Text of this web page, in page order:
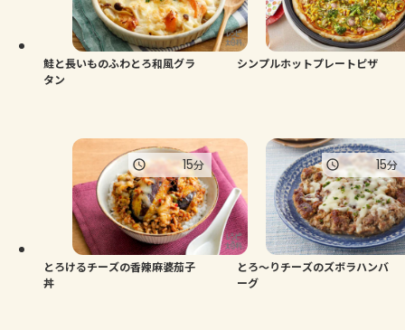
鮭と長いものふわとろ和風グラ
タン
シンプルホットプレートピザ
とろけるチーズの香辣麻婆茄子
丼
15分
とろ〜りチーズのズボラハンバ
ーグ
15分